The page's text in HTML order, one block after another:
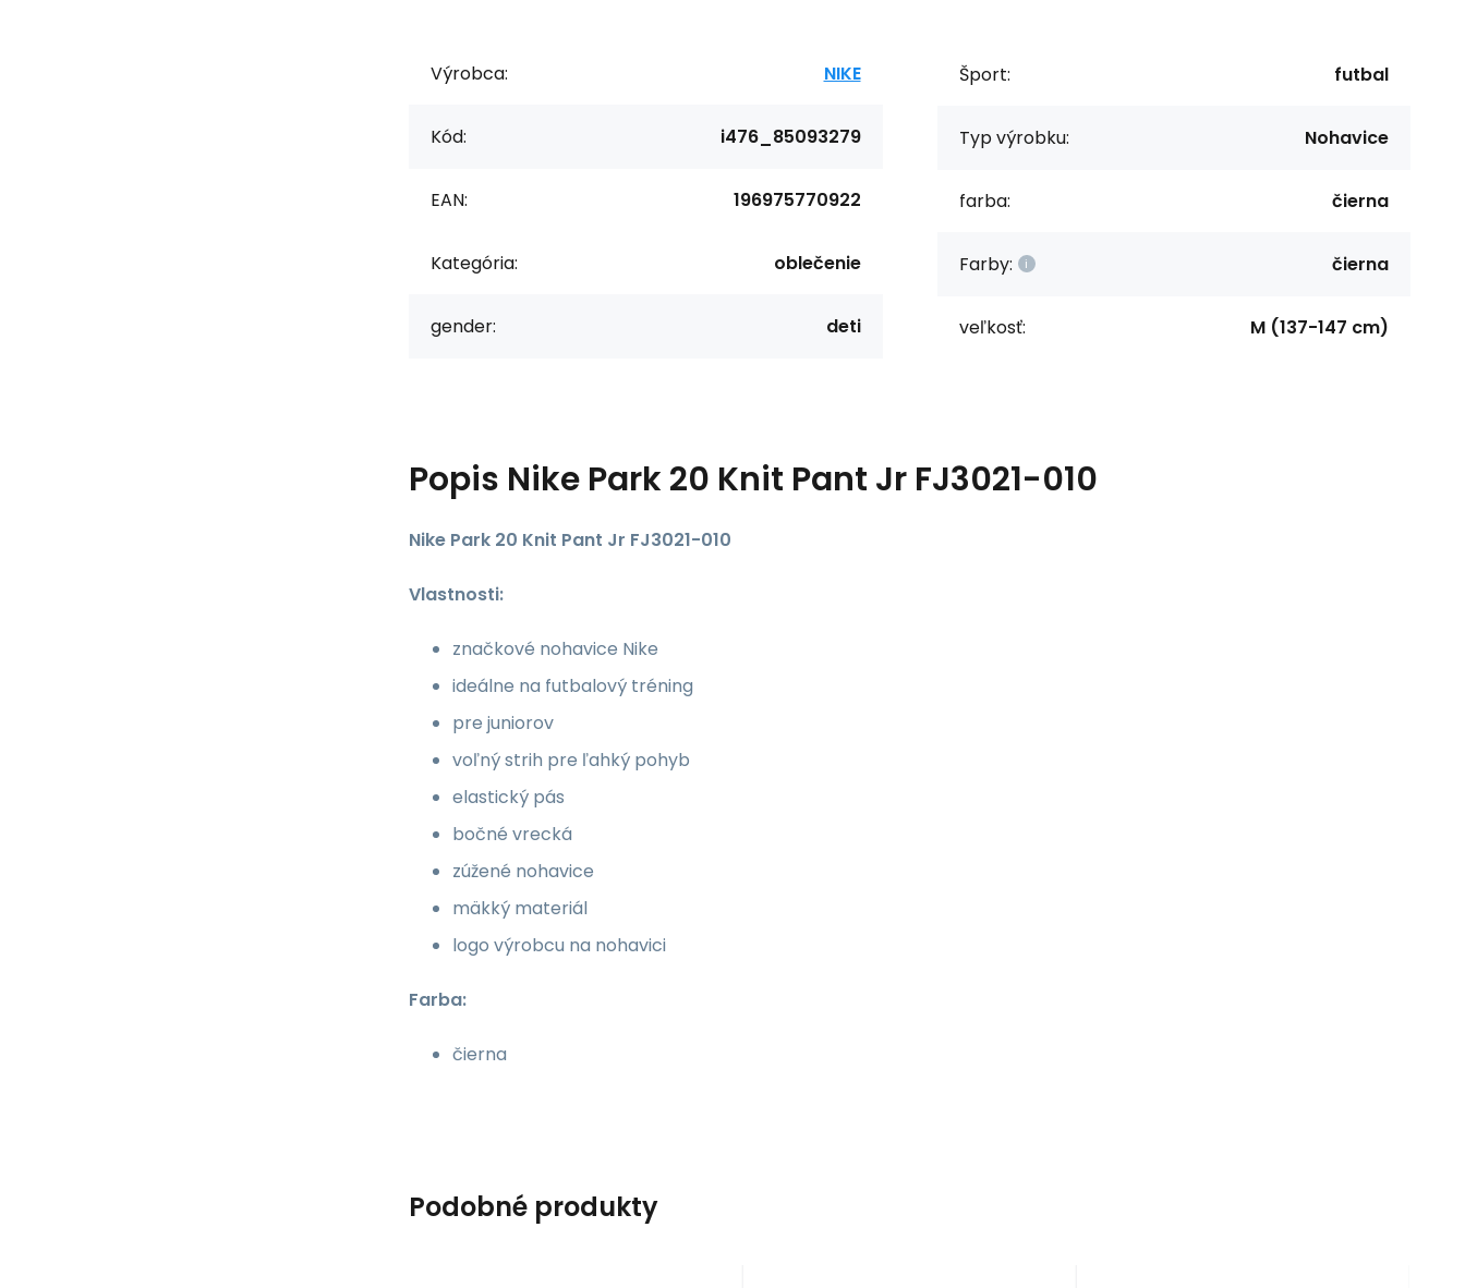
Výrobca: NIKE
Kód: i476_85093279
EAN: 196975770922
Kategória: oblečenie
gender: deti
Šport: futbal
Typ výrobku: Nohavice
farba: čierna
Farby: čierna
veľkosť: M (137-147 cm)
Popis Nike Park 20 Knit Pant Jr FJ3021-010
Nike Park 20 Knit Pant Jr FJ3021-010
Vlastnosti:
značkové nohavice Nike
ideálne na futbalový tréning
pre juniorov
voľný strih pre ľahký pohyb
elastický pás
bočné vrecká
zúžené nohavice
mäkký materiál
logo výrobcu na nohavici
Farba:
čierna
Podobné produkty